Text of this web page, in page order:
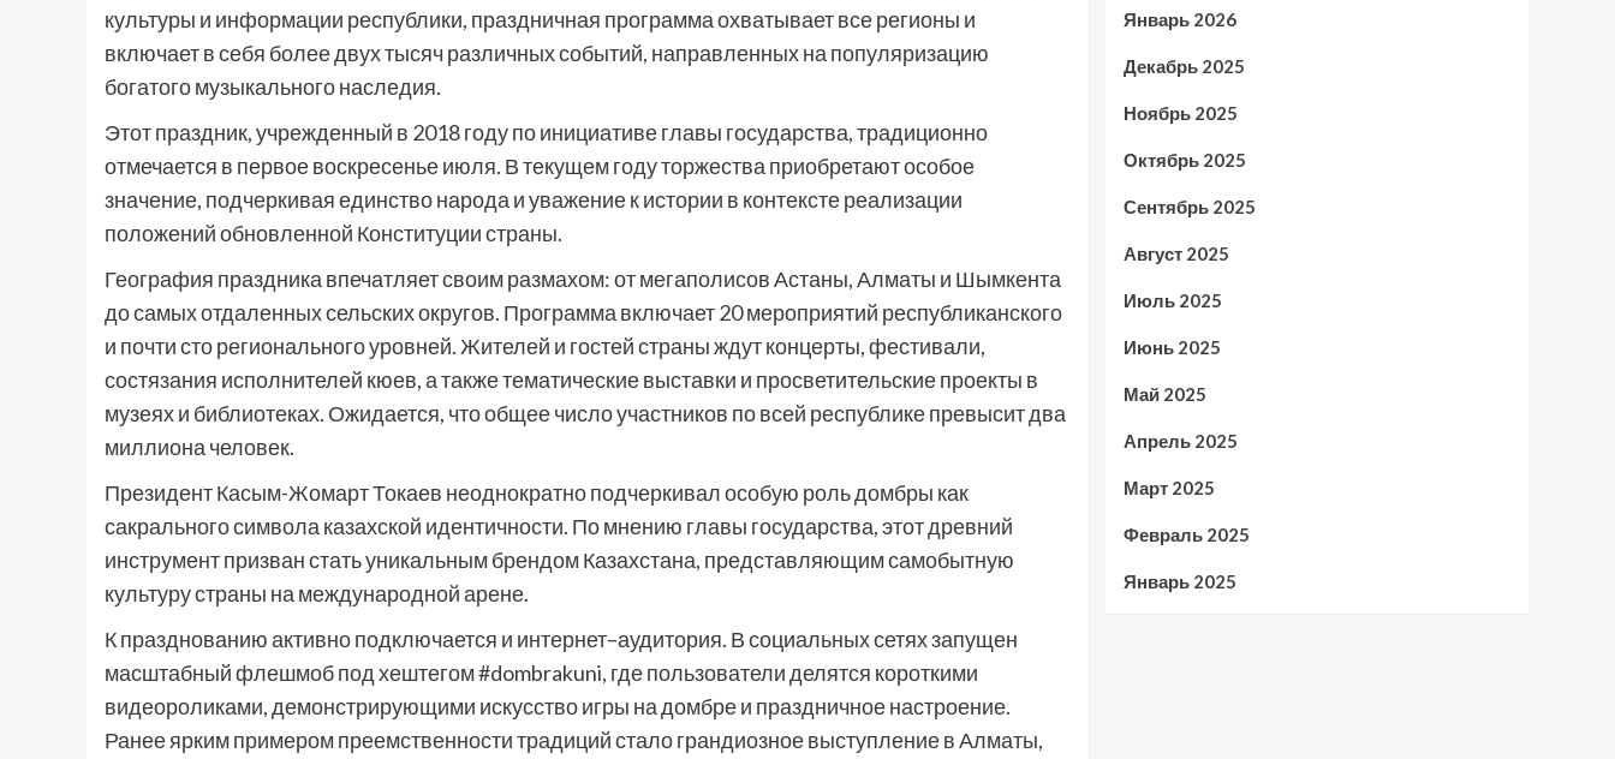
культуры и информации республики, праздничная программа охватывает все регионы и
включает в себя более двух тысяч различных событий, направленных на популяризацию
богатого музыкального наследия.
Этот праздник, учрежденный в 2018 году по инициативе главы государства, традиционно
отмечается в первое воскресенье июля. В текущем году торжества приобретают особое
значение, подчеркивая единство народа и уважение к истории в контексте реализации
положений обновленной Конституции страны.
География праздника впечатляет своим размахом: от мегаполисов Астаны, Алматы и Шымкента
до самых отдаленных сельских округов. Программа включает 20 мероприятий республиканского
и почти сто регионального уровней. Жителей и гостей страны ждут концерты, фестивали,
состязания исполнителей кюев, а также тематические выставки и просветительские проекты в
музеях и библиотеках. Ожидается, что общее число участников по всей республике превысит два
миллиона человек.
Президент Касым-Жомарт Токаев неоднократно подчеркивал особую роль домбры как
сакрального символа казахской идентичности. По мнению главы государства, этот древний
инструмент призван стать уникальным брендом Казахстана, представляющим самобытную
культуру страны на международной арене.
К празднованию активно подключается и интернет–аудитория. В социальных сетях запущен
масштабный флешмоб под хештегом #dombrakuni, где пользователи делятся короткими
видеороликами, демонстрирующими искусство игры на домбре и праздничное настроение.
Ранее ярким примером преемственности традиций стало грандиозное выступление в Алматы,
Январь 2026
Декабрь 2025
Ноябрь 2025
Октябрь 2025
Сентябрь 2025
Август 2025
Июль 2025
Июнь 2025
Май 2025
Апрель 2025
Март 2025
Февраль 2025
Январь 2025